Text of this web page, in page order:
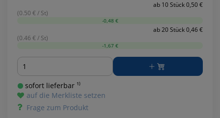
ab 10 Stück 0,50 €
(0.50 € / St)
-0,48 €
ab 20 Stück 0,46 €
(0.46 € / St)
-1,67 €
Menge
sofort lieferbar ¹⁾
auf die Merkliste setzen
Frage zum Produkt